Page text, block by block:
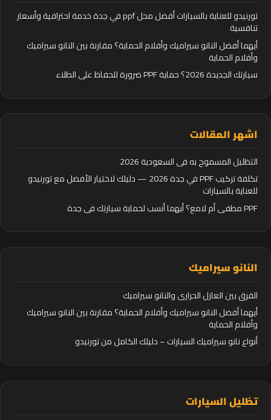
تورنيدو للعناية بالسيارات أفضل محل ppf في جدة خدمة احترافية وأسعار
تنافسية
أيهما أفضل النانو سيراميك وأفلام الحماية؟ مقارنة بين النانو سيراميك
وأفلام الحماية
سيارتك الجديدة 2026؟ حماية PPF ضرورة للحفاظ على الطلاء
اشهر المقالات
التظليل المسموح به في السعودية 2026
تكلفة تركيب PPF في جدة 2026 — دليلك لاختيار الأفضل مع تورنيدو
للعناية بالسيارات
PPF مطفي أم لامع؟ أيهما أنسب لحماية سيارتك في جدة
النانو سيراميك
الفرق بين العازل الحراري والنانو سيراميك
أيهما أفضل النانو سيراميك وأفلام الحماية؟ مقارنة بين النانو سيراميك
وأفلام الحماية
أنواع نانو سيراميك السيارات – دليلك الكامل من تورنيدو
تظليل السيارات